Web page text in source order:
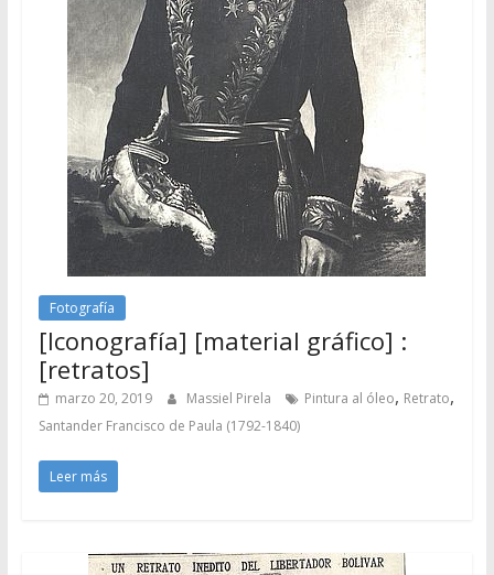
Fotografía
[Iconografía] [material gráfico] :
[retratos]
marzo 20, 2019 Massiel Pirela Pintura al óleo, Retrato,
Santander Francisco de Paula (1792-1840)
Leer más